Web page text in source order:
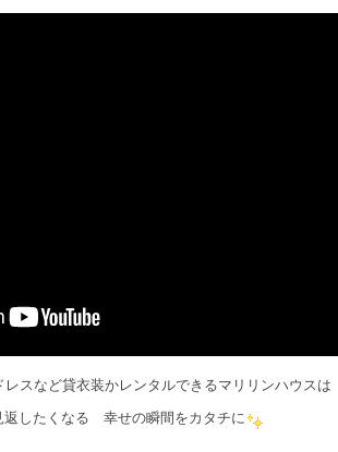
スなど貸衣装かレンタルできるマリリンハウスは
返したくなる 幸せの瞬間をカタチに